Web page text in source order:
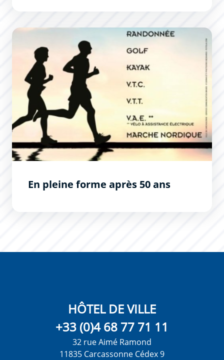
En pleine forme après 50 ans
En pleine forme après 50 ans
HÔTEL DE VILLE
+33 (0)4 68 77 71 11
32 rue Aimé Ramond
11835 Carcassonne Cédex 9